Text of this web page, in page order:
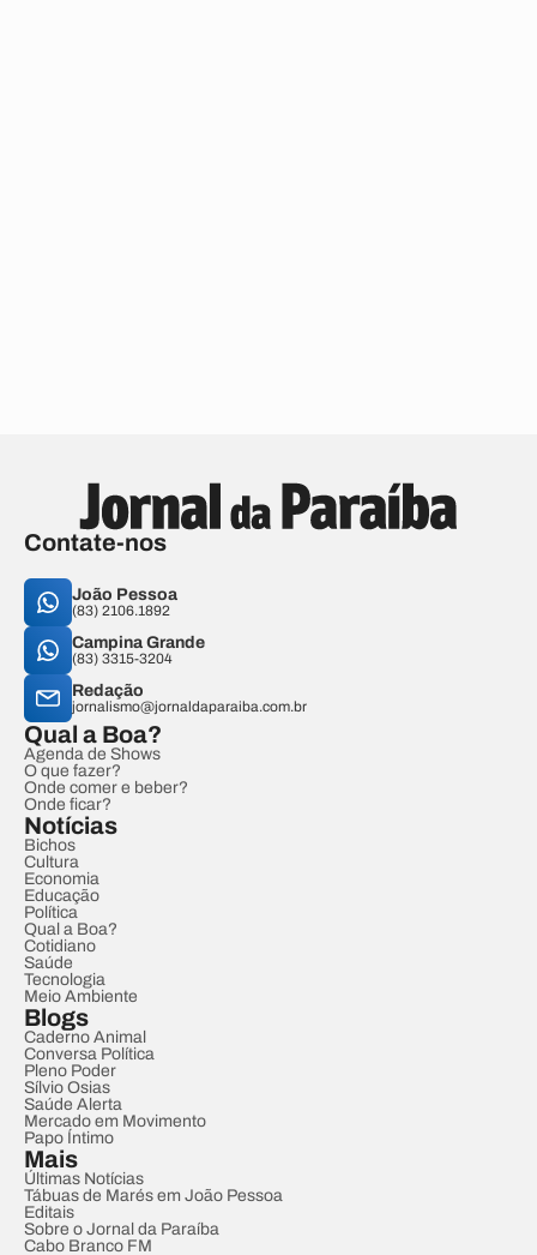
Contate-nos
João Pessoa
(83) 2106.1892
Campina Grande
(83) 3315-3204
Redação
jornalismo@jornaldaparaiba.com.br
Qual a Boa?
Agenda de Shows
O que fazer?
Onde comer e beber?
Onde ficar?
Notícias
Bichos
Cultura
Economia
Educação
Política
Qual a Boa?
Cotidiano
Saúde
Tecnologia
Meio Ambiente
Blogs
Caderno Animal
Conversa Política
Pleno Poder
Sílvio Osias
Saúde Alerta
Mercado em Movimento
Papo Íntimo
Mais
Últimas Notícias
Tábuas de Marés em João Pessoa
Editais
Sobre o Jornal da Paraíba
Cabo Branco FM